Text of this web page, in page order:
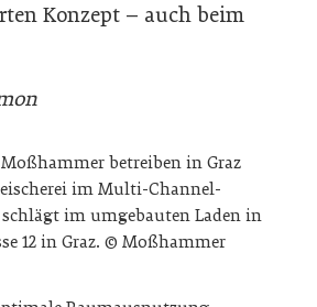
Konzept – auch beim
betreiben in Graz
im Multi-Channel-
schlägt im umgebauten Laden in
12 in Graz. © Moßhammer